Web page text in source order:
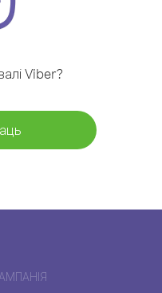
Viber?